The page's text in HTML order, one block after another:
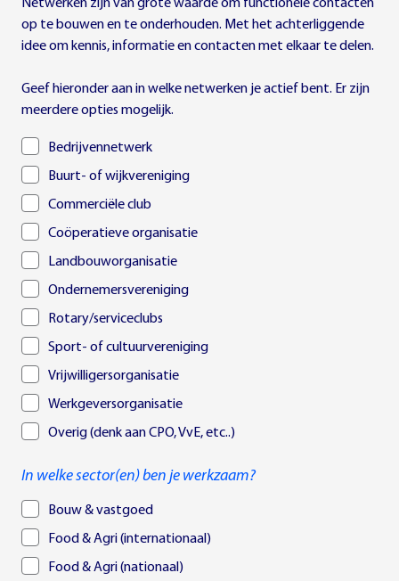
Netwerken zijn van grote waarde om functionele contacten
op te bouwen en te onderhouden. Met het achterliggende
idee om kennis, informatie en contacten met elkaar te delen.
Geef hieronder aan in welke netwerken je actief bent. Er zijn
meerdere opties mogelijk.
Bedrijvennetwerk
Buurt- of wijkvereniging
Commerciële club
Coöperatieve organisatie
Landbouworganisatie
Ondernemersvereniging
Rotary/serviceclubs
Sport- of cultuurvereniging
Vrijwilligersorganisatie
Werkgeversorganisatie
Overig (denk aan CPO, VvE, etc..)
In welke sector(en) ben je werkzaam?
Bouw & vastgoed
Food & Agri (internationaal)
Food & Agri (nationaal)